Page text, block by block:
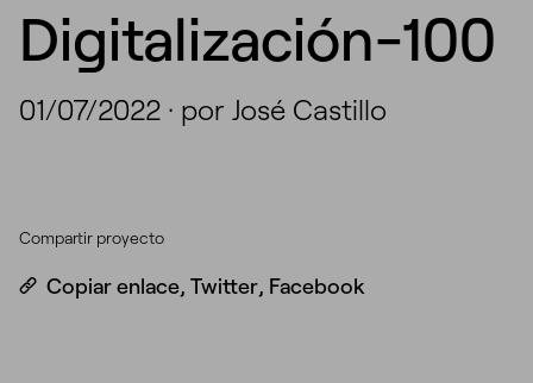
Digitalización-100
01/07/2022 · por José Castillo
Compartir proyecto
Copiar enlace, Twitter, Facebook